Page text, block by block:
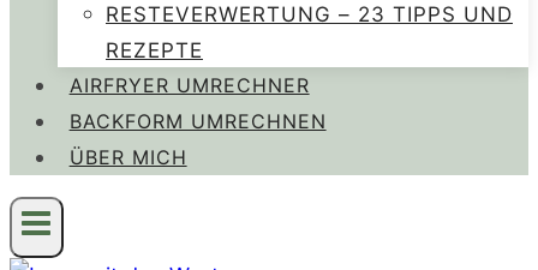
RESTEVERWERTUNG – 23 TIPPS UND
REZEPTE
AIRFRYER UMRECHNER
BACKFORM UMRECHNEN
ÜBER MICH